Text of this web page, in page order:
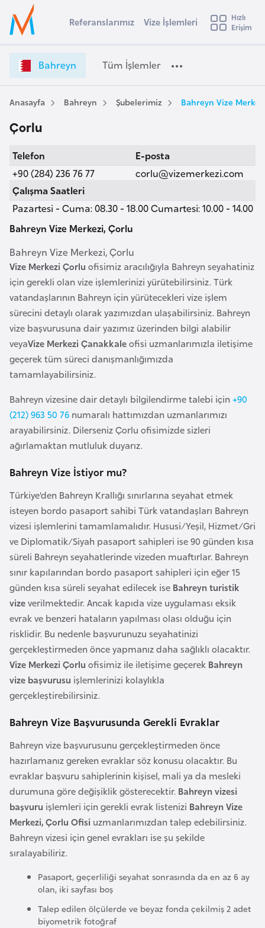
Ülke Seçimi
Başvuru yapmak istediğiniz ülkeyi seçin
Üye
Girişi
a
r
e
e
ş
e
l
e
r
i
e
t
Referanslarımız Vize İşlemleri
Hızlı
Erişim
Bahreyn Tüm İşlemler
Anasayfa Bahreyn Şubelerimiz Bahreyn Vize
Çorlu
Telefon
+90 (284) 236 76 77
E-posta
corlu@vizemerkezi.com
Çalışma Saatleri
Pazartesi - Cuma: 08.30 - 18.00 Cumartesi: 10.00 - 14.00
Bahreyn Vize Merkezi, Çorlu
Bahreyn Vize Merkezi, Çorlu
Vize Merkezi Çorlu ofisimiz aracılığıyla Bahreyn seyahatiniz
için gerekli olan vize işlemlerinizi yürütebilirsiniz. Türk
vatandaşlarının Bahreyn için yürütecekleri vize işlem
sürecini detaylı olarak yazımızdan ulaşabilirsiniz. Bahreyn
vize başvurusuna dair yazımız üzerinden bilgi alabilir
veyaVize Merkezi Çanakkaleofisi uzmanlarımızla iletişime
geçerek tüm süreci danışmanlığımızda
tamamlayabilirsiniz.
Bahreyn vizesine dair detaylı bilgilendirme talebi için+90
(212) 963 50 76 numaralı hattımızdan uzmanlarımızı
arayabilirsiniz. Dilerseniz Çorlu ofisimizde sizleri
ağırlamaktan mutluluk duyarız.
Bahreyn Vize İstiyor mu?
Türkiye’den Bahreyn Krallığı sınırlarına seyahat etmek
isteyen bordo pasaport sahibi Türk vatandaşları Bahreyn
vizesi işlemlerini tamamlamalıdır. Hususi/Yeşil, Hizmet/Gri
ve Diplomatik/Siyah pasaport sahipleri ise 90 günden kısa
süreli Bahreyn seyahatlerinde vizeden muaftırlar. Bahreyn
sınır kapılarından bordo pasaport sahipleri için eğer 15
günden kısa süreli seyahat edilecek ise Bahreyn turistik
vizeverilmektedir. Ancak kapıda vize uygulaması eksik
evrak ve benzeri hataların yapılması olası olduğu için
risklidir. Bu nedenle başvurunuzu seyahatinizi
gerçekleştirmeden önce yapmanız daha sağlıklı olacaktır.
Vize Merkezi Çorlu ofisimiz ile iletişime geçerek Bahreyn
vize başvurusu işlemlerinizi kolaylıkla
gerçekleştirebilirsiniz.
Bahreyn Vize Başvurusunda Gerekli Evraklar
Bahreyn vize başvurusunu gerçekleştirmeden önce
hazırlamanız gereken evraklar söz konusu olacaktır. Bu
evraklar başvuru sahiplerinin kişisel, mali ya da mesleki
durumuna göre değişiklik gösterecektir. Bahreyn vizesi
başvuru işlemleri için gerekli evrak listenizi Bahreyn Vize
Merkezi, Çorlu Ofisi uzmanlarımızdan talep edebilirsiniz.
Bahreyn vizesi için genel evrakları ise şu şekilde
sıralayabiliriz.
Pasaport, geçerliliği seyahat sonrasında da en az 6 ay
olan, iki sayfası boş
Talep edilen ölçülerde ve beyaz fonda çekilmiş 2 adet
biyometrik fotoğraf
s
t
r
a
v
u
s
t
u
y
a
A
z
e
r
b
a
y
c
a
n
B
a
h
r
e
y
n
B
a
n
g
l
a
d
ş
B
e
l
a
r
u
s